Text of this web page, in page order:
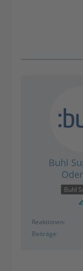
Buhl
Buhl
Reaktionen
Beiträge